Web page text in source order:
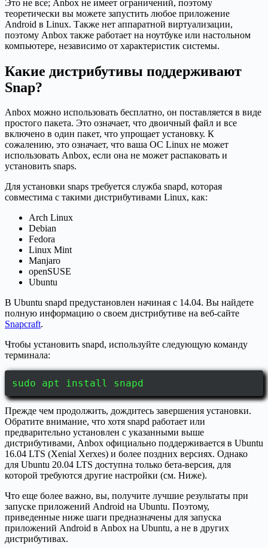
Это не все; Anbox не имеет ограничений, поэтому
теоретически вы можете запустить любое приложение
Android в Linux. Также нет аппаратной виртуализации,
поэтому Anbox также работает на ноутбуке или настольном
компьютере, независимо от характеристик системы.
Какие дистрибутивы поддерживают
Snap?
Anbox можно использовать бесплатно, он поставляется в виде
простого пакета. Это означает, что двоичный файл и все
включено в один пакет, что упрощает установку. К
сожалению, это означает, что ваша ОС Linux не может
использовать Anbox, если она не может распаковать и
установить snaps.
Для установки snaps требуется служба snapd, которая
совместима с такими дистрибутивами Linux, как:
Arch Linux
Debian
Fedora
Linux Mint
Manjaro
openSUSE
Ubuntu
В Ubuntu snapd предустановлен начиная с 14.04. Вы найдете
полную информацию о своем дистрибутиве на веб-сайте
Snapcraft.
Чтобы установить snapd, используйте следующую команду
терминала:
sudo apt install snapd
Прежде чем продолжить, дождитесь завершения установки.
Обратите внимание, что хотя snapd работает или
предварительно установлен с указанными выше
дистрибутивами, Anbox официально поддерживается в Ubuntu
16.04 LTS (Xenial Xerxes) и более поздних версиях. Однако
для Ubuntu 20.04 LTS доступна только бета-версия, для
которой требуются другие настройки (см. Ниже).
Что еще более важно, вы, получите лучшие результаты при
запуске приложений Android на Ubuntu. Поэтому,
приведенные ниже шаги предназначены для запуска
приложений Android в Anbox на Ubuntu, а не в других
дистрибутивах.